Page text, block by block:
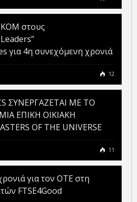
στους
για 4η συνεχόμενη χρονιά
12
ΣΥΝΕΡΓΑΖΕΤΑΙ ΜΕ ΤΟ
ΕΠΙΚΗ ΟΙΚΙΑΚΗ
OF THE UNIVERSE
11
για τον ΟΤΕ στη
FTSE4Good